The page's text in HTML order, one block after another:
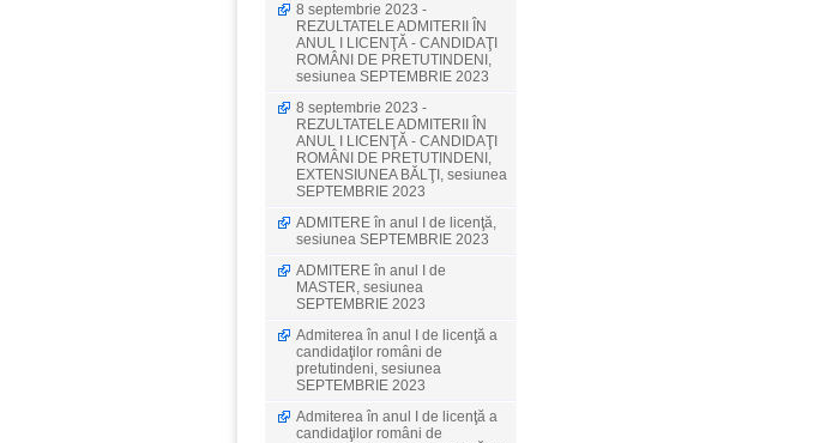
8 septembrie 2023 -
REZULTATELE ADMITERII ÎN
ANUL I LICENŢĂ - CANDIDAŢI
ROMÂNI DE PRETUTINDENI,
sesiunea SEPTEMBRIE 2023
8 septembrie 2023 -
REZULTATELE ADMITERII ÎN
ANUL I LICENŢĂ - CANDIDAŢI
ROMÂNI DE PRETUTINDENI,
EXTENSIUNEA BĂLŢI, sesiunea
SEPTEMBRIE 2023
ADMITERE în anul I de licenţă,
sesiunea SEPTEMBRIE 2023
ADMITERE în anul I de
MASTER, sesiunea
SEPTEMBRIE 2023
Admiterea în anul I de licenţă a
candidaţilor români de
pretutindeni, sesiunea
SEPTEMBRIE 2023
Admiterea în anul I de licenţă a
candidaţilor români de